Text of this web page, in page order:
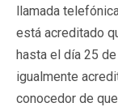
llamada
está acreditado
hasta el día 25
igualmente
conocedor de